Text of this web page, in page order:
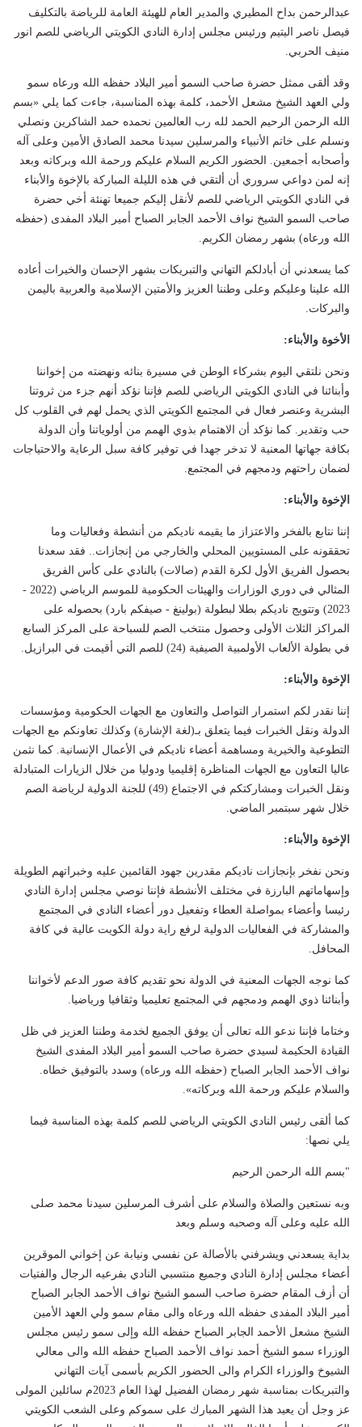
عبدالرحمن بداح المطيري والمدير العام للهيئة العامة للرياضة بالتكليف
فيصل ناصر اليتيم ورئيس مجلس إدارة النادي الكويتي الرياضي للصم انور
منيف الحربي.
وقد ألقى ممثل حضرة صاحب السمو أمير البلاد حفظه الله ورعاه سمو
ولي العهد الشيخ مشعل الأحمد، كلمة بهذه المناسبة، جاءت كما يلي «بسم
الله الرحمن الرحيم الحمد لله رب العالمين نحمده حمد الشاكرين ونصلي
ونسلم على خاتم الأنبياء والمرسلين سيدنا محمد الصادق الأمين وعلى آله
وأصحابه أجمعين. الحضور الكريم السلام عليكم ورحمة الله وبركاته وبعد
إنه لمن دواعي سروري أن ألتقي في هذه الليلة المباركة بالإخوة والأبناء
في النادي الكويتي الرياضي للصم لأنقل إليكم جميعا تهنئة أخي حضرة
صاحب السمو الشيخ نواف الأحمد الجابر الصباح أمير البلاد المفدى (حفظه
الله ورعاه) بشهر رمضان الكريم.
كما يسعدني أن أبادلكم التهاني والتبريكات بشهر الإحسان والخيرات أعاده
الله علينا وعليكم وعلى وطننا العزيز والأمتين الإسلامية والعربية باليمن
والبركات.
الأخوة والأبناء:
ونحن نلتقي اليوم بشركاء الوطن في مسيرة بنائه ونهضته من إخواننا
وأبنائنا في النادي الكويتي الرياضي للصم فإننا نؤكد أنهم جزء من ثروتنا
البشرية وعنصر فعال في المجتمع الكويتي الذي يحمل لهم في القلوب كل
حب وتقدير. كما نؤكد أن الاهتمام بذوي الهمم من أولوياتنا وأن الدولة
بكافة جهاتها المعنية لا تدخر جهدا في توفير كافة سبل الرعاية والاحتياجات
لضمان راحتهم ودمجهم في المجتمع.
الإخوة والأبناء:
إننا نتابع بالفخر والاعتزاز ما يقيمه ناديكم من أنشطة وفعاليات وما
تحققونه على المستويين المحلي والخارجي من إنجازات.. فقد سعدنا
بحصول الفريق الأول لكرة القدم (صالات) بالنادي على كأس الفريق
المثالي في دوري الوزارات والهيئات الحكومية للموسم الرياضي (2022 -
2023) وتتويج ناديكم بطلا لبطولة (بولينغ - صيفكم بارد) بحصوله على
المراكز الثلاث الأولى وحصول منتخب الصم للسباحة على المركز السابع
في بطولة الألعاب الأولمبية الصيفية (24) للصم التي أقيمت في البرازيل.
الإخوة والأبناء:
إننا نقدر لكم استمرار التواصل والتعاون مع الجهات الحكومية ومؤسسات
الدولة ونقل الخبرات فيما يتعلق بـ(لغة الإشارة) وكذلك تعاونكم مع الجهات
التطوعية والخيرية ومساهمة أعضاء ناديكم في الأعمال الإنسانية. كما نثمن
عاليا التعاون مع الجهات المناظرة إقليميا ودوليا من خلال الزيارات المتبادلة
ونقل الخبرات ومشاركتكم في الاجتماع (49) للجنة الدولية لرياضة الصم
خلال شهر سبتمبر الماضي.
الإخوة والأبناء:
ونحن نفخر بإنجازات ناديكم مقدرين جهود القائمين عليه وخبراتهم الطويلة
وإسهاماتهم البارزة في مختلف الأنشطة فإننا نوصي مجلس إدارة النادي
رئيسا وأعضاء بمواصلة العطاء وتفعيل دور أعضاء النادي في المجتمع
والمشاركة في الفعاليات الدولية لرفع راية دولة الكويت عالية في كافة
المحافل.
كما نوجه الجهات المعنية في الدولة نحو تقديم كافة صور الدعم لأخواننا
وأبنائنا ذوي الهمم ودمجهم في المجتمع تعليميا وثقافيا ورياضيا.
وختاما فإننا ندعو الله تعالى أن يوفق الجميع لخدمة وطننا العزيز في ظل
القيادة الحكيمة لسيدي حضرة صاحب السمو أمير البلاد المفدى الشيخ
نواف الأحمد الجابر الصباح (حفظه الله ورعاه) وسدد بالتوفيق خطاه.
والسلام عليكم ورحمة الله وبركاته».
كما ألقى رئيس النادي الكويتي الرياضي للصم كلمة بهذه المناسبة فيما
يلي نصها:
"بسم الله الرحمن الرحيم
وبه نستعين والصلاة والسلام على أشرف المرسلين سيدنا محمد صلى
الله عليه وعلى آله وصحبه وسلم وبعد
بداية يسعدني ويشرفني بالأصالة عن نفسي ونيابة عن إخواني الموقرين
أعضاء مجلس إدارة النادي وجميع منتسبي النادي بفرعيه الرجال والفتيات
أن أزف المقام حضرة صاحب السمو الشيخ نواف الأحمد الجابر الصباح
أمير البلاد المفدى حفظه الله ورعاه والى مقام سمو ولي العهد الأمين
الشيخ مشعل الأحمد الجابر الصباح حفظه الله وإلى سمو رئيس مجلس
الوزراء سمو الشيخ أحمد نواف الأحمد الصباح حفظه الله والى معالي
الشيوخ والوزراء الكرام والى الحضور الكريم بأسمى آيات التهاني
والتبريكات بمناسبة شهر رمضان الفضيل لهذا العام 2023م سائلين المولى
عز وجل أن يعيد هذا الشهر المبارك على سموكم وعلى الشعب الكويتي